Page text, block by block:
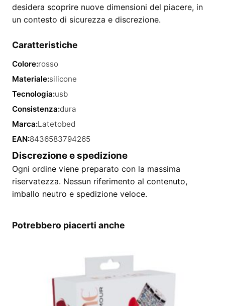
desidera scoprire nuove dimensioni del piacere, in
un contesto di sicurezza e discrezione.
Caratteristiche
Colore:rosso
Materiale:silicone
Tecnologia:usb
Consistenza:dura
Marca:Latetobed
EAN:8436583794265
Discrezione e spedizione
Ogni ordine viene preparato con la massima
riservatezza. Nessun riferimento al contenuto,
imballo neutro e spedizione veloce.
Potrebbero piacerti anche